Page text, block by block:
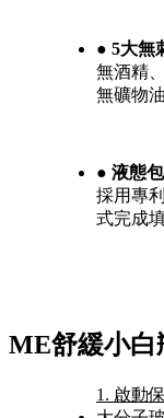
● 5大無
無酒精
無礦物
● 液態
採用專
式完成
ME舒緩小白
1. 啟動